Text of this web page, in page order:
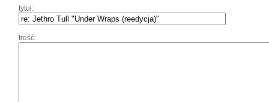
tytuł:
treść: